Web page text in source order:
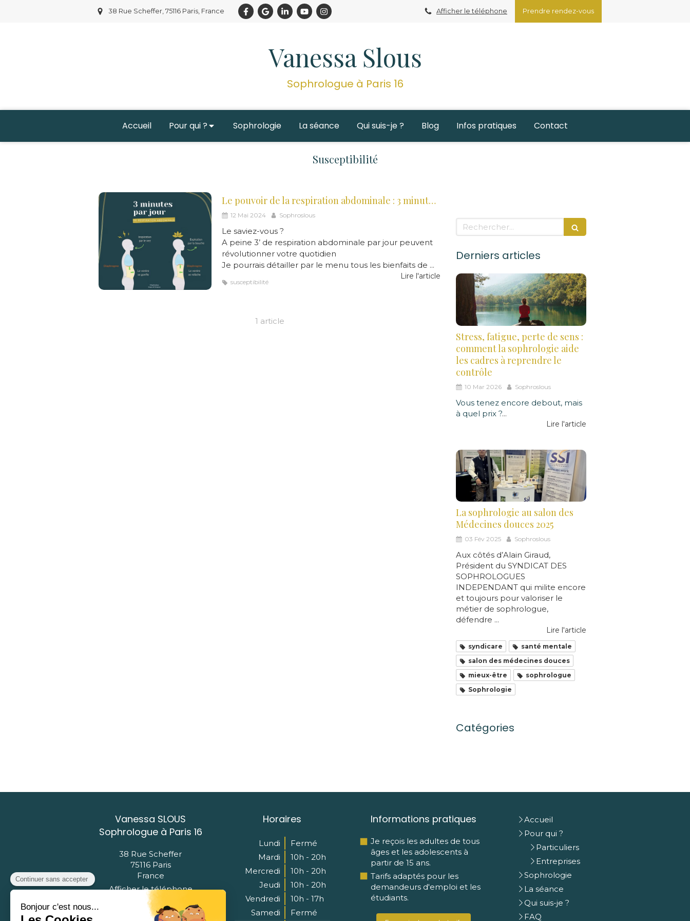
38 Rue Scheffer, 75116 Paris, France Prendre rendez-vous
Afficher le téléphone
Vanessa Slous
Sophrologue à Paris 16
Accueil Pour qui ? Sophrologie La séance Qui suis-je ? Blog Infos pratiques Contact
Susceptibilité
Le pouvoir de la respiration abdominale : 3 minutes par jour pour commencer à transformer votre quotidien
12 Mai 2024 Sophroslous
Le saviez-vous ?
A peine 3’ de respiration abdominale par jour peuvent
révolutionner votre quotidien
Je pourrais détailler par le menu tous les bienfaits de ...
Lire l'article
susceptibilité
1 article
Rechercher
Derniers articles
Stress, fatigue, perte de sens :
comment la sophrologie aide
les cadres à reprendre le
contrôle
10 Mar 2026 Sophroslous
Vous tenez encore debout, mais
à quel prix ?...
Lire l'article
La sophrologie au salon des
Médecines douces 2025
03 Fév 2025 Sophroslous
Aux côtés d’Alain Giraud,
Président du SYNDICAT DES
SOPHROLOGUES
INDEPENDANT qui milite encore
et toujours pour valoriser le
métier de sophrologue,
défendre ...
Lire l'article
syndicare
santé mentale
salon des médecines douces
mieux-être
sophrologue
Sophrologie
Catégories
Vanessa SLOUS
Sophrologue à Paris 16
38 Rue Scheffer
75116 Paris
France
Afficher le téléphone
Prendre rendez-vous
Horaires
Lundi
Fermé
Mardi
10h - 20h
Mercredi
10h - 20h
Jeudi
10h - 20h
Vendredi
10h - 17h
Samedi
Fermé
Informations pratiques
Je reçois les adultes de tous
âges et les adolescents à
partir de 15 ans.
Tarifs adaptés pour les
demandeurs d'emploi et les
étudiants.
Accueil
Pour qui ?
Particuliers
Entreprises
Sophrologie
La séance
Qui suis-je ?
FAQ